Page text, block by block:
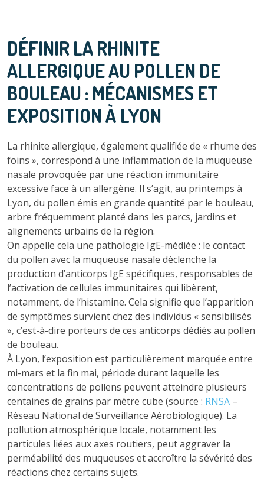
DÉFINIR LA RHINITE
ALLERGIQUE AU POLLEN DE
BOULEAU : MÉCANISMES ET
EXPOSITION À LYON
La rhinite allergique, également qualifiée de « rhume des
foins », correspond à une inflammation de la muqueuse
nasale provoquée par une réaction immunitaire
excessive face à un allergène. Il s’agit, au printemps à
Lyon, du pollen émis en grande quantité par le bouleau,
arbre fréquemment planté dans les parcs, jardins et
alignements urbains de la région.
On appelle cela une pathologie IgE-médiée : le contact
du pollen avec la muqueuse nasale déclenche la
production d’anticorps IgE spécifiques, responsables de
l’activation de cellules immunitaires qui libèrent,
notamment, de l’histamine. Cela signifie que l’apparition
de symptômes survient chez des individus « sensibilisés
», c’est-à-dire porteurs de ces anticorps dédiés au pollen
de bouleau.
À Lyon, l’exposition est particulièrement marquée entre
mi-mars et la fin mai, période durant laquelle les
concentrations de pollens peuvent atteindre plusieurs
centaines de grains par mètre cube (source : RNSA –
Réseau National de Surveillance Aérobiologique). La
pollution atmosphérique locale, notamment les
particules liées aux axes routiers, peut aggraver la
perméabilité des muqueuses et accroître la sévérité des
réactions chez certains sujets.